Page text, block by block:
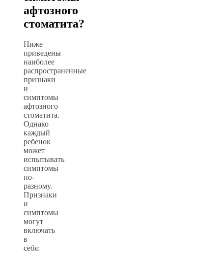
афтозного
стоматита?
Ниже
приведены
наиболее
распространенные
признаки
и
симптомы
афтозного
стоматита.
Однако
каждый
ребенок
может
испытывать
симптомы
по-
разному.
Признаки
и
симптомы
могут
включать
в
себя: